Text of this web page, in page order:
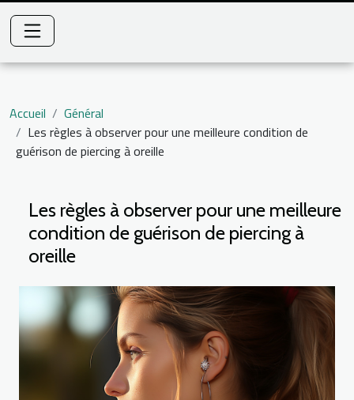
Accueil
Général
Les règles à observer pour une meilleure condition de
guérison de piercing à oreille
Les règles à observer pour une meilleure
condition de guérison de piercing à
oreille